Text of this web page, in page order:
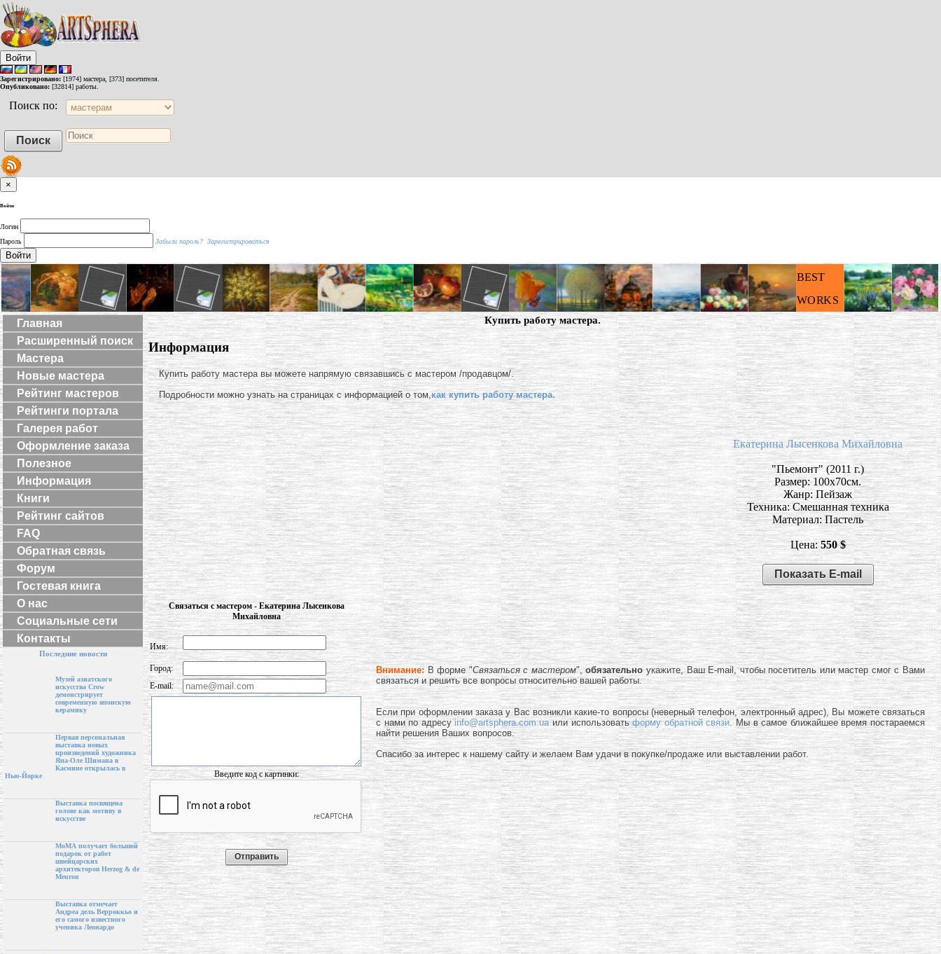
Войти
Зарегистрировано: [1974] мастера, [373] посетителя.
Опубликовано: [32814] работы.
Поиск по:
×
Войти
Логин
Пароль
Забыли пароль? Зарегистрироваться
Войти
BEST
WORKS
Главная
Расширенный поиск
Мастера
Новые мастера
Рейтинг мастеров
Рейтинги портала
Галерея работ
Оформление заказа
Полезное
Информация
Книги
Рейтинг сайтов
FAQ
Обратная связь
Форум
Гостевая книга
О нас
Социальные сети
Контакты
Последние новости
Музей азиатского
искусства Crow
демонстрирует
современную японскую
керамику
Первая персональная
выставка новых
произведений художника
Яна-Оле Шимана в
Касмине открылась в
Нью-Йорке
Выставка посвящена
голове как мотиву в
искусстве
МоМА получает большой
подарок от работ
швейцарских
архитекторов Herzog & de
Meuron
Выставка отмечает
Андреа дель Верроккьо и
его самого известного
ученика Леонардо
Купить работу мастера.
Информация
Купить работу мастера вы можете напрямую связавшись с мастером /продавцом/.
Подробности можно узнать на страницах с информацией о том,как купить работу мастера.
Екатерина Лысенкова Михайловна
"Пьемонт" (2011 г.)
Размер: 100х70см.
Жанр: Пейзаж
Техника: Смешанная техника
Материал: Пастель
Цена: 550 $
Показать E-mail
Связаться с мастером - Екатерина Лысенкова
Михайловна
Внимание:В форме "Связаться с мастером",обязательноукажите, Ваш E-mail, чтобы посетитель или мастер смог с Вами
связаться и решить все вопросы относительно вашей работы.
Если при оформлении заказа у Вас возникли какие-то вопросы (неверный телефон, электронный адрес), Вы можете связаться
с нами по адресуinfo@artsphera.com.uaили использоватьформу обратной связи. Мы в самое ближайшее время постараемся
найти решения Ваших вопросов.
Спасибо за интерес к нашему сайту и желаем Вам удачи в покупке/продаже или выставлении работ.
Имя:
Город:
E-mail:
Введите код с картинки: